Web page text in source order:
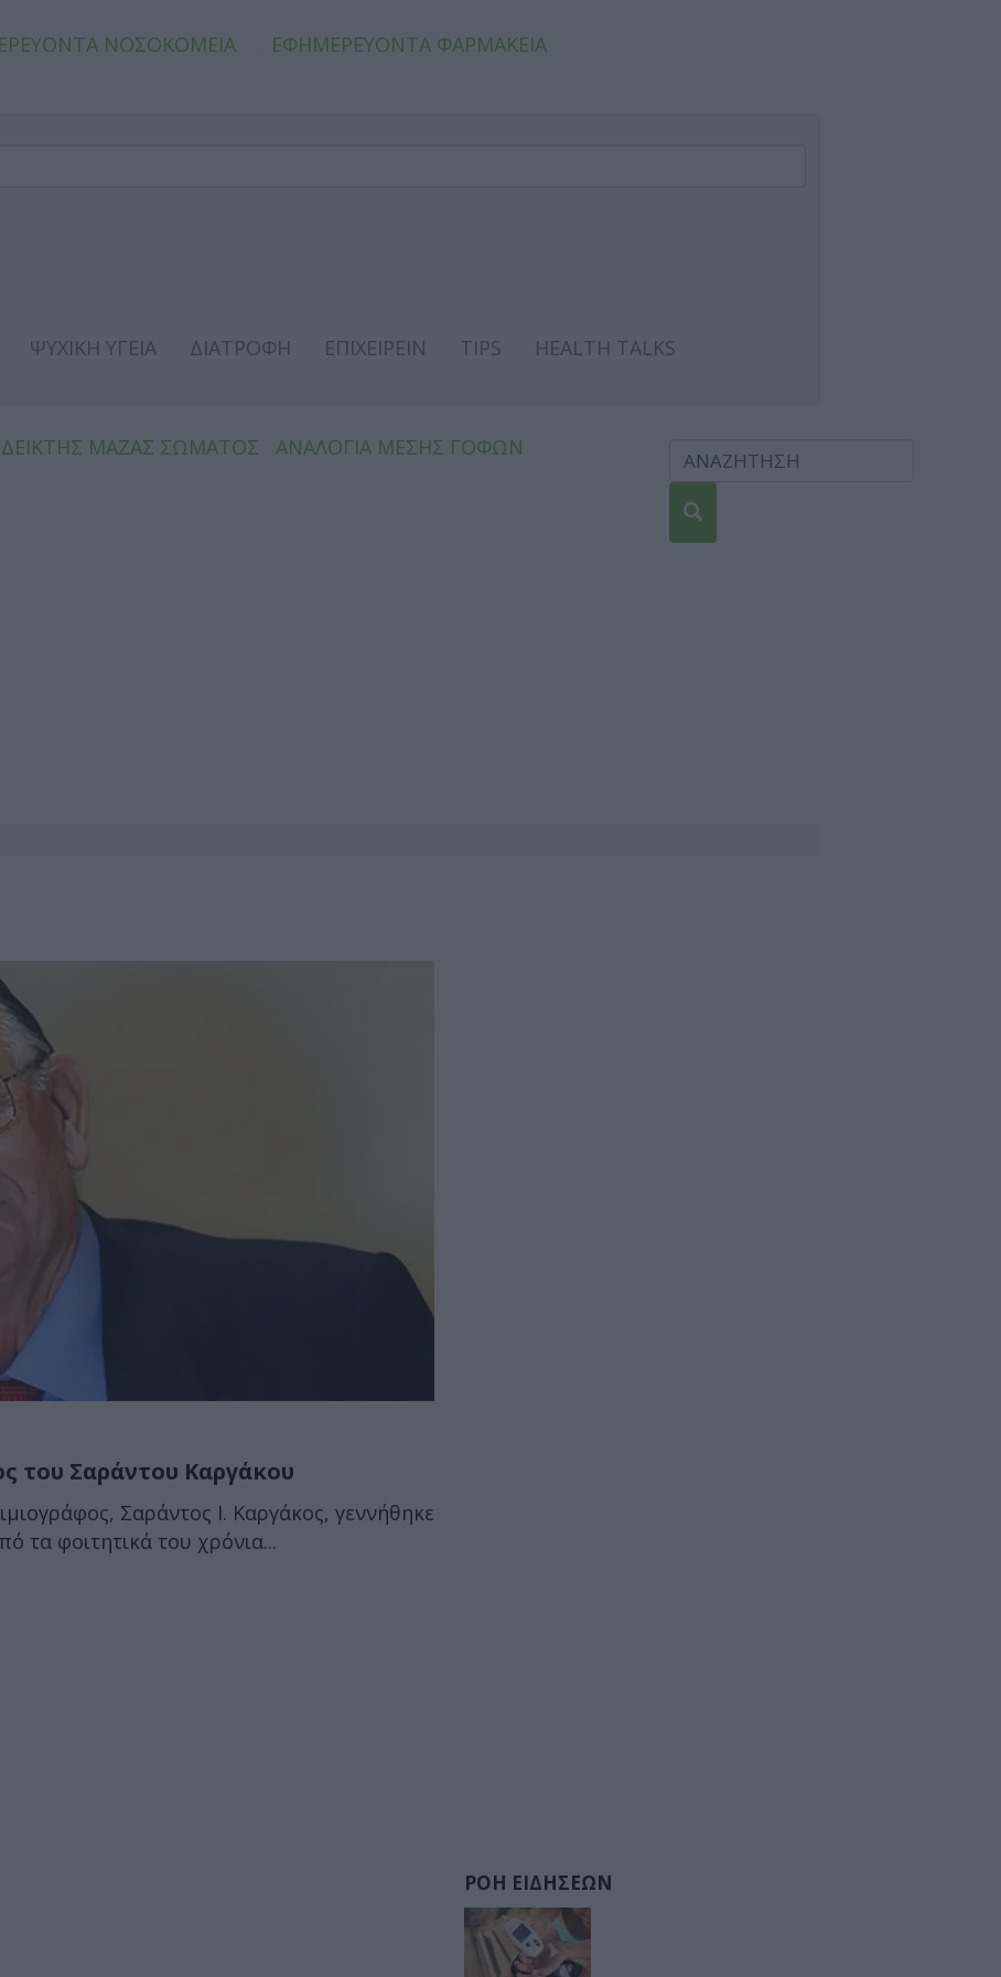
ΝΟΣΟΚΟΜΕΙΑ ΕΦΗΜΕΡΕΥΟΝΤΑ ΦΑΡΜΑΚΕΙΑ
ΨΥΧΙΚΗ ΥΓΕΙΑ ΔΙΑΤΡΟΦΗ ΕΠΙΧΕΙΡΕΙΝ TIPS
HEALTH TALKS
ΔΕΙΚΤΗΣ ΜΑΖΑΣ ΣΩΜΑΤΟΣ
ΑΝΑΛΟΓΙΑ ΜΕΣΗΣ ΓΟΦΩΝ
του Σαράντου Καργάκου
Σαράντος Ι. Καργάκος, γεννήθηκε
τα φοιτητικά του χρόνια...
ΡΟΗ ΕΙΔΗΣΕΩΝ